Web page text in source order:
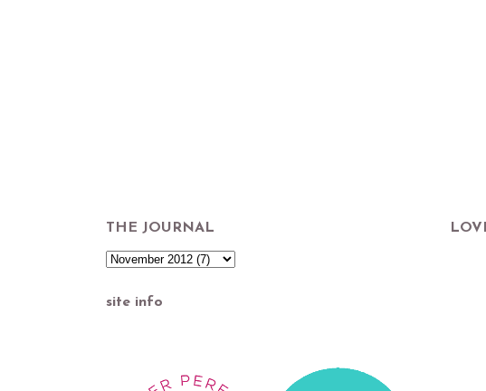
THE JOURNAL
site info